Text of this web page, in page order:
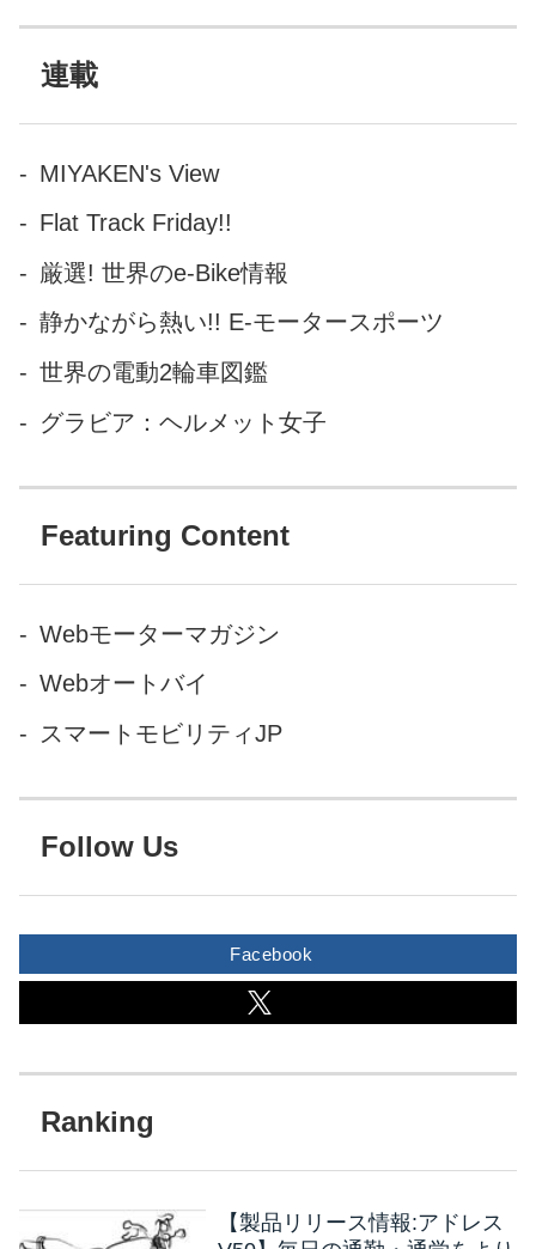
させ、独自の世界感を築き世
連載
MIYAKEN's View
Flat Track Friday!!
厳選! 世界のe-Bike情報
静かながら熱い!! E-モータースポーツ
世界の電動2輪車図鑑
グラビア：ヘルメット女子
Featuring Content
Webモーターマガジン
Webオートバイ
スマートモビリティJP
Follow Us
Facebook
【製品リリース情報:アドレス